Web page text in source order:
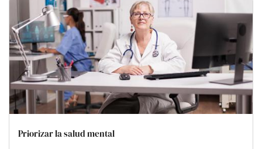
Priorizar la salud mental